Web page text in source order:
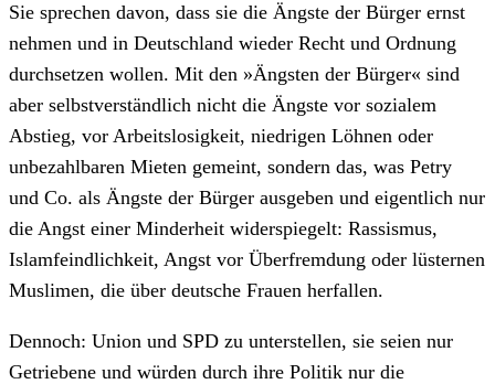
Sie sprechen davon, dass sie die Ängste der Bürger ernst
nehmen und in Deutschland wieder Recht und Ordnung
durchsetzen wollen. Mit den »Ängsten der Bürger« sind
aber selbstverständlich nicht die Ängste vor sozialem
Abstieg, vor Arbeitslosigkeit, niedrigen Löhnen oder
unbezahlbaren Mieten gemeint, sondern das, was Petry
und Co. als Ängste der Bürger ausgeben und eigentlich nur
die Angst einer Minderheit widerspiegelt: Rassismus,
Islamfeindlichkeit, Angst vor Überfremdung oder lüsternen
Muslimen, die über deutsche Frauen herfallen.
Dennoch: Union und SPD zu unterstellen, sie seien nur
Getriebene und würden durch ihre Politik nur die